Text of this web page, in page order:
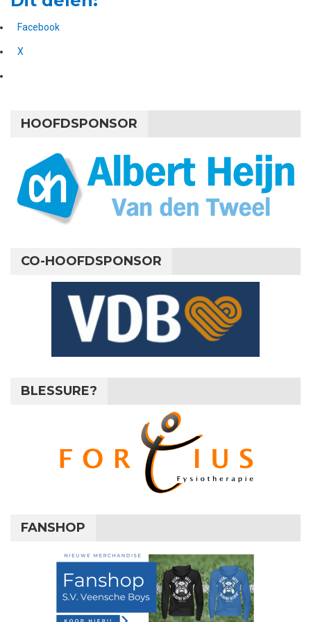
Facebook
X
HOOFDSPONSOR
CO-HOOFDSPONSOR
BLESSURE?
FANSHOP